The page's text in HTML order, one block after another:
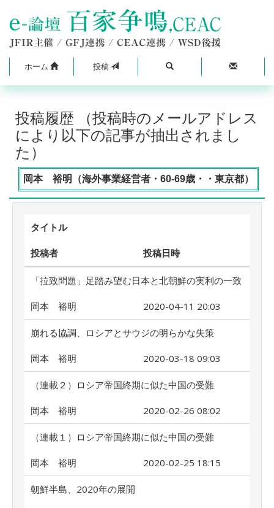
ホーム 投稿
投稿履歴 （投稿時のメールアドレス
により以下の記事が抽出されまし
た）
岡本 裕明（海外事業経営者・60-69歳・・東京都）
タイトル
投稿者 投稿日時
「拉致問題」足踏み望む日本と北朝鮮の実利の一致
岡本 裕明 2020-04-11 20:03
崩れる協調、ロシアとサウジの明らかな失策
岡本 裕明 2020-03-18 09:03
（連載２）ロシア帝国終期に似た中国の受難
岡本 裕明 2020-02-26 08:02
（連載１）ロシア帝国終期に似た中国の受難
岡本 裕明 2020-02-25 18:15
朝鮮半島、2020年の展開